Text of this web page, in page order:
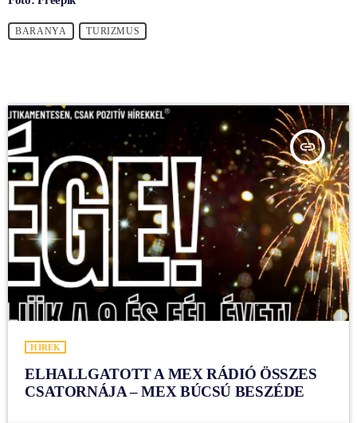
BARANYA TURIZMUS
insert_link
HÍREK
ELHALLGATOTT A MEX RÁDIÓ ÖSSZES
CSATORNÁJA – MEX BÚCSÚ BESZÉDE